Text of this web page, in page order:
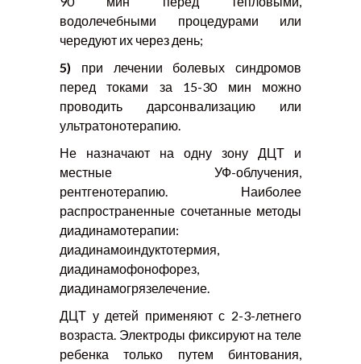
водолечебными процедурами или
чередуют их через день;
5) при лечении болевых синдромов
перед токами за 15-30 мин можно
проводить дарсонвализацию или
ультратонотерапию.
Не назначают на одну зону ДЦТ и
местные УФ-облучения,
рентгенотерапию. Наиболее
распространенные сочетанные методы
диадинамотерапии:
диадинамоиндуктотермия,
диадинамофонофорез,
диадинамогрязелечение.
ДЦТ у детей применяют с 2-3-летнего
возраста. Электроды фиксируют на теле
ребенка только путем бинтования,